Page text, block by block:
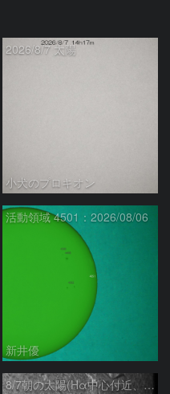
2026/8/7 太陽
小犬のプロキオン
活動領域 4501：2026/08/06
新井優
8/7朝の太陽(Hα中心付近、4498、4502付近)